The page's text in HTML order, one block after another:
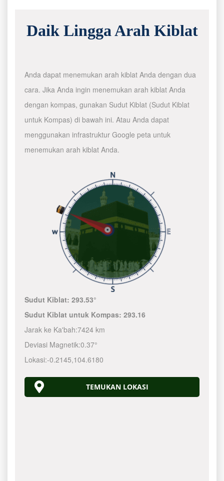
Daik Lingga Arah Kiblat
Anda dapat menemukan arah kiblat Anda dengan dua
cara. Jika Anda ingin menemukan arah kiblat Anda
dengan kompas, gunakan Sudut Kiblat (Sudut Kiblat
untuk Kompas) di bawah ini. Atau Anda dapat
menggunakan infrastruktur Google peta untuk
menemukan arah kiblat Anda.
Sudut Kiblat:293.53°
Sudut Kiblat untuk Kompas:293.16
Jarak ke Ka'bah:7424 km
Deviasi Magnetik:0.37°
Lokasi:-0.2145,104.6180
TEMUKAN LOKASI